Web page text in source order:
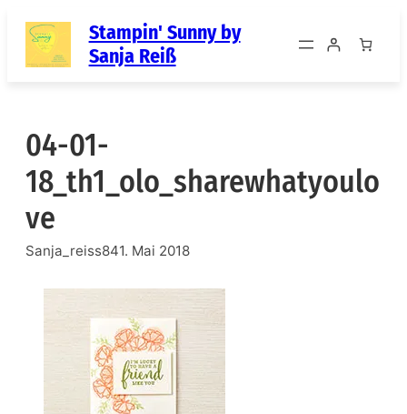
Inhalt
springen
Stampin' Sunny by
Sanja Reiß
04-01-
18_th1_olo_sharewhatyoulo
ve
Sanja_reiss841. Mai 2018